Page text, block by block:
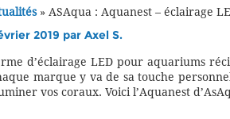
» ASAqua : Aquanest – éclairage
2019 par Axel S.
d’éclairage LED pour aquariums
marque y va de sa touche
vos coraux. Voici l’Aquanest